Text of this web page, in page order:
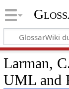
Larman,
UML and